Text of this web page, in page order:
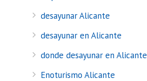
desayunar Alicante
desayunar en Alicante
donde desayunar en Alicante
Enoturismo Alicante